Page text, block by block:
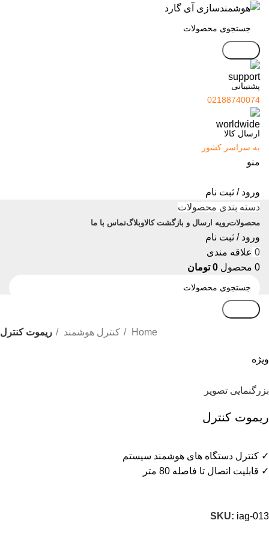
پشتیبانی
02188740074
ارسال کالا
به سراسر کشور
منو
ورود / ثبت نام
دسته بندی محصولات
محصولاترویه ارسال و بازگشت کالاوبلاگتماس با ما
ورود / ثبت نام
0 علاقه مندی
0 محصول 0 تومان
Home کنترل هوشمند ریموت کنترل
ویژه
بزرگنمایی تصویر
ریموت کنترل
✓ کنترل دستگاه های هوشمند سیستم
✓ قابلیت اتصال تا فاصله 80 متر
SKU: iag-013